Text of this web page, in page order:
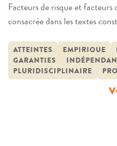
Facteurs de risque et
consacrée dans les textes
pourtant exposée à des
renouvelées. Les évolutions
participent à modifier en
d’influence auxquelles le
ATTEINTES EMPIRIQUE
GARANTIES
PLURIDISCIPLINAIRE